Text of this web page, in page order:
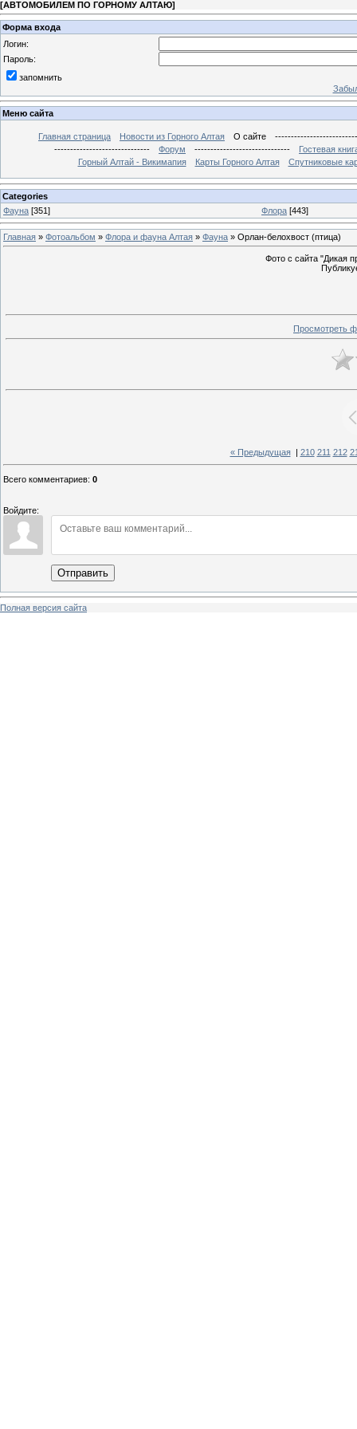
[АВТОМОБИЛЕМ ПО ГОРНОМУ АЛТАЮ]
Форма входа
Логин:
Пароль:
запомнить
Меню сайта
Главная страница Новости из Горного Алтая О сайте
------------------------------
Форум ------------------------------
Гостевая
Горный Алтай - Викимапия
Карты Горного Алтая Спутниковые
Categories
Фауна [351] Флора [443]
Главная » Фотоальбом » Флора и фауна Алтая » Фауна » Орлан-белохвост (птица)
Фото с сайта "Дикая
Просмотреть
« Предыдущая| 210 211 212
Всего комментариев: 0
Войдите:
Отправить
Полная версия сайта